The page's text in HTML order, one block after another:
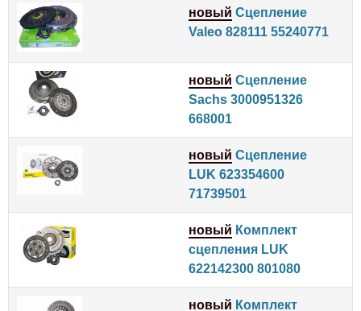
новый Сцепление
Valeo 828111 55240771
новый Сцепление
Sachs 3000951326
668001
новый Сцепление
LUK 623354600
71739501
новый Комплект
сцепления LUK
622142300 801080
новый Комплект